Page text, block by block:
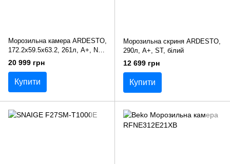
Морозильна камера ARDESTO,
172.2x59.5х63.2, 261л, А+, NF,
режим холодильника, білий
20 999 грн
Купити
Морозильна скриня ARDESTO,
290л, А+, ST, білий
12 699 грн
Купити